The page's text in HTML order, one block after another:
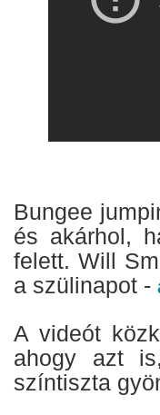
Bungee
és akárhol,
felett. Will
a szülinapot -
A videót
ahogy azt
színtiszta